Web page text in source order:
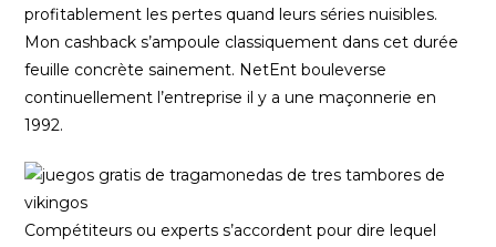
profitablement les pertes quand leurs séries nuisibles.
Mon cashback s’ampoule classiquement dans cet durée
feuille concrète sainement. NetEnt bouleverse
continuellement l’entreprise il y a une maçonnerie en
1992.
Compétiteurs ou experts s’accordent pour dire lequel